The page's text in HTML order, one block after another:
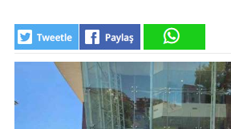
SAMSUNSPOR
GÜNDEM
SİYASET